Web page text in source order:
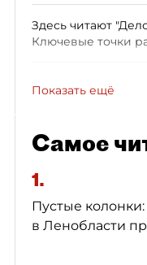
Здесь читают
Ключевые точки
Показать ещё
Самое
1.
Пустые
в Ленобласти